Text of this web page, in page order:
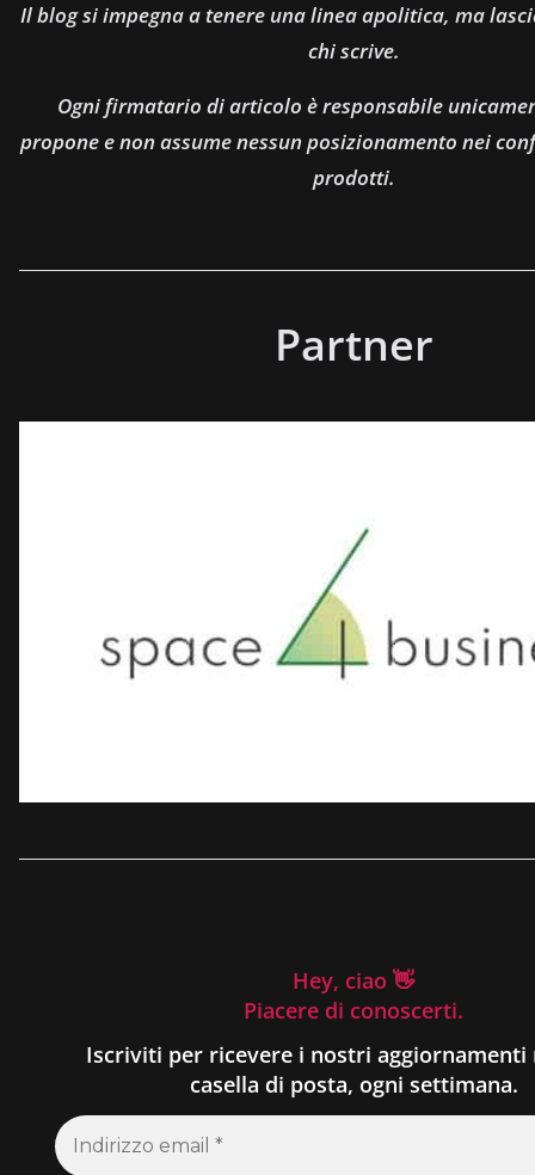
Il blog si impegna a tenere una linea apolitica, ma
chi scrive.
Ogni firmatario di articolo è responsabile
propone e non assume nessun posizionamento nei
prodotti.
Partner
Hey, ciao 👋
Piacere di conoscerti.
Iscriviti per ricevere i nostri aggiornamenti
casella di posta, ogni settimana.